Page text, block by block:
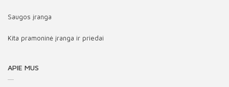
Saugos įranga
Kita pramoninė įranga ir priedai
APIE MUS